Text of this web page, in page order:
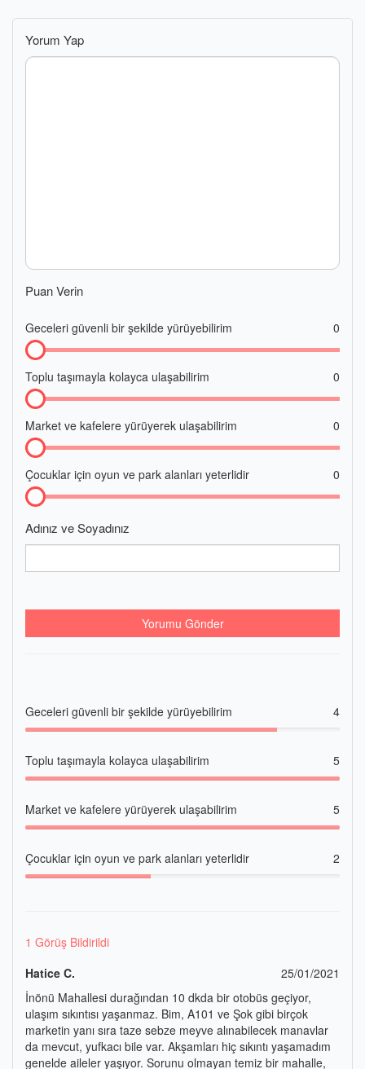
Yorum Yap
Puan Verin
Geceleri güvenli bir şekilde yürüyebilirim 0
Toplu taşımayla kolayca ulaşabilirim 0
Market ve kafelere yürüyerek ulaşabilirim 0
Çocuklar için oyun ve park alanları yeterlidir 0
Adınız ve Soyadınız
Yorumu Gönder
Geceleri güvenli bir şekilde yürüyebilirim 4
Toplu taşımayla kolayca ulaşabilirim 5
Market ve kafelere yürüyerek ulaşabilirim 5
Çocuklar için oyun ve park alanları yeterlidir 2
1 Görüş Bildirildi
Hatice C.
25/01/2021
İnönü Mahallesi durağından 10 dkda bir otobüs geçiyor,
ulaşım sıkıntısı yaşanmaz. Bim, A101 ve Şok gibi birçok
marketin yanı sıra taze sebze meyve alınabilecek manavlar
da mevcut, yufkacı bile var. Akşamları hiç sıkıntı yaşamadım
genelde aileler yaşıyor. Sorunu olmayan temiz bir mahalle,